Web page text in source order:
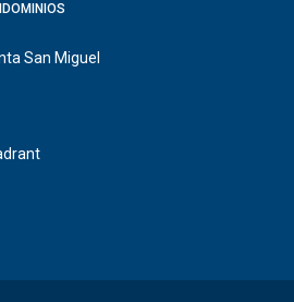
San Miguel